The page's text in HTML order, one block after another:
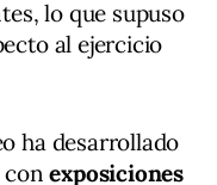
lo que supuso
al ejercicio
ha desarrollado
conexposiciones